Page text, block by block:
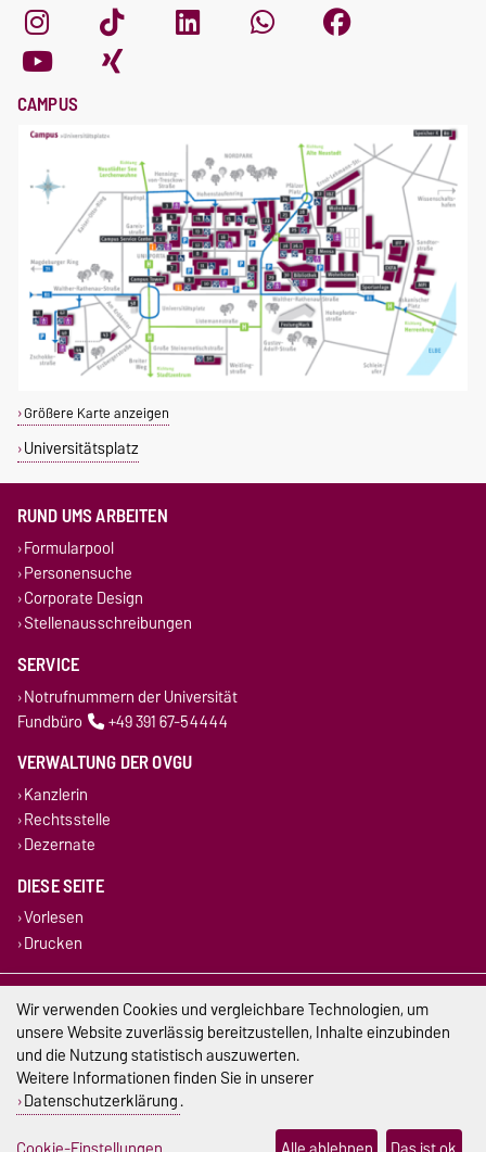
CAMPUS
Größere Karte anzeigen
Universitätsplatz
RUND UMS ARBEITEN
Formularpool
Personensuche
Corporate Design
Stellenausschreibungen
SERVICE
Notrufnummern der Universität
Fundbüro
+49 391 67-54444
VERWALTUNG DER OVGU
Kanzlerin
Rechtsstelle
Dezernate
DIESE SEITE
Vorlesen
Drucken
Impressum
Datenschutz
Barrierefreiheit
Cookie-Einstellungen
Wir verwenden Cookies und vergleichbare Technologien, um
unsere Website zuverlässig bereitzustellen, Inhalte einzubinden
und die Nutzung statistisch auszuwerten.
Weitere Informationen finden Sie in unserer
Datenschutzerklärung.